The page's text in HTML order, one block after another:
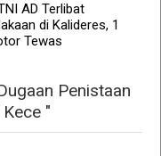
AD Terlibat
di Kalideres, 1
Tewas
Penistaan
"